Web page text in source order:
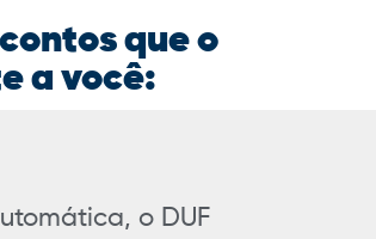
que o
a você:
o DUF